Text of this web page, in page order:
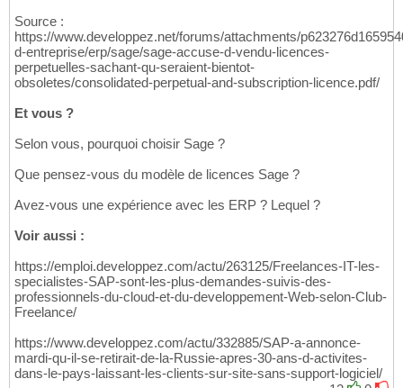
Source :
https://www.developpez.net/forums/attachments/
d-entreprise/erp/sage/sage-accuse-d-vendu-licences-
perpetuelles-sachant-qu-seraient-bientot-
obsoletes/consolidated-perpetual-and-subscription-licence.pdf/
Et vous ?
Selon vous, pourquoi choisir Sage ?
Que pensez-vous du modèle de licences Sage ?
Avez-vous une expérience avec les ERP ? Lequel ?
Voir aussi :
https://emploi.developpez.com/actu/263125/Freelances-IT-les-
specialistes-SAP-sont-les-plus-demandes-suivis-des-
professionnels-du-cloud-et-du-developpement-Web-selon-Club-
Freelance/
https://www.developpez.com/actu/332885/SAP-a-annonce-
mardi-qu-il-se-retirait-de-la-Russie-apres-30-ans-d-activites-
dans-le-pays-laissant-les-clients-sur-site-sans-support-logiciel/